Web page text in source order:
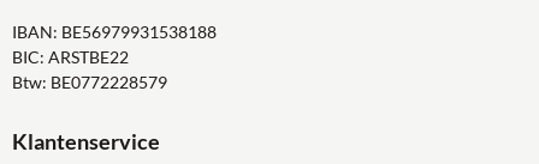
IBAN: BE56979931538188
BIC: ARSTBE22
Btw: BE0772228579
Klantenservice